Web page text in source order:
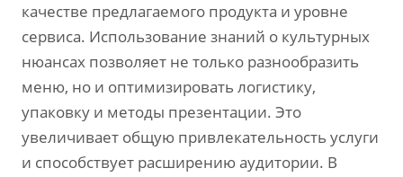
качестве предлагаемого продукта и уровне
сервиса. Использование знаний о культурных
нюансах позволяет не только разнообразить
меню, но и оптимизировать логистику,
упаковку и методы презентации. Это
увеличивает общую привлекательность услуги
и способствует расширению аудитории. В